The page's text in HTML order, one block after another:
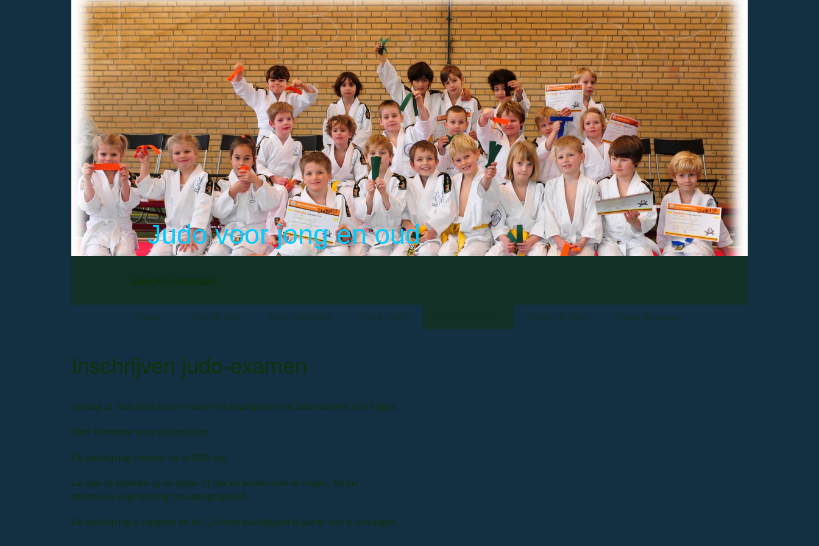
Judo voor jong en oud
Judoclub Paddepad
Home Over de club Onze judolessen Wat is judo ? Nieuws & foto's Adres & contact
Inschrijven judo-examen
Zondag 21 Juni 2026 zijn is er weer een mogelijkheid om Judo examens af te leggen.
Meer informatie in de aankondiging
De inschrijving verloopt via de JBN app.
Ga naar de kalender op de datum 21 juni en beantwoord de vragen. Na het
inschrijven volgt direct de betaalmogelijkheid.
De inschrijving is compleet als de 7,50 euro inschrijfgeld in goede orde is ontvangen.